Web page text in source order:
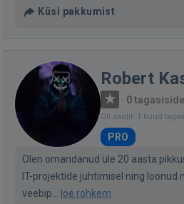
Küsi pakkumist
Robert
· 0
Oli saidil: 1 kuud
PRO
Olen omandanud üle 20 aasta
IT-projektide juhtimisel ning loonud
veebip...
loe rohkem